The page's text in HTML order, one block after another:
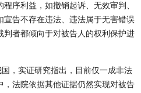
序利益，如撤销起诉、无效审判、
告不存在违法、违法属于无害错误
者都倾向于对被告人的权利保护进
，实证研究指出，目前仅一成非法
法院依据其他证据仍然实现对被告